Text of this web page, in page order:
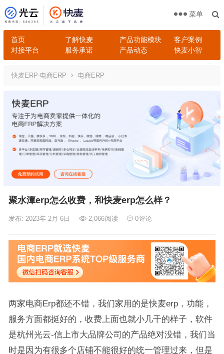
首页 了解快麦 产品功能模块
客户案例
对接平台
服务承诺 产品动态 快麦小智
菜单
快麦ERP-电商ERP 电商ERP
聚水潭erp怎么收费，和快麦erp怎么样？
发布: 2023年 2月 6日 2,066阅读 0评论
两家电商Erp都还不错，我们家用的是快麦erp，功能，
服务方面都挺好的，收费上面也就小几千的样子，软件
是杭州光云-信上市大品牌公司的产品绝对没错，我们当
时是因为有很多个店铺不能很好的统一管理过来，但是